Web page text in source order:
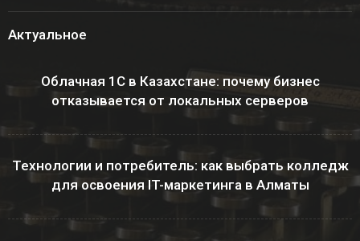
Актуальное
Облачная 1С в Казахстане: почему бизнес
отказывается от локальных серверов
Технологии и потребитель: как выбрать колледж
для освоения IT-маркетинга в Алматы